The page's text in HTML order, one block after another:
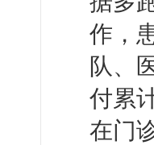
作，
队、
付累
在门